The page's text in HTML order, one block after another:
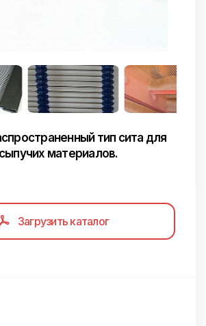
тип сита для
материалов.
Загрузить каталог